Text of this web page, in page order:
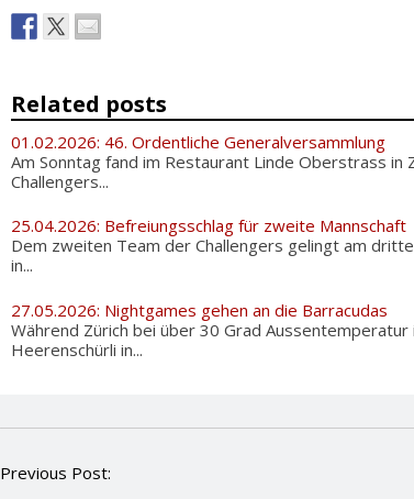
Related posts
01.02.2026: 46. Ordentliche Generalversammlung
Am Sonntag fand im Restaurant Linde Oberstrass
Challengers...
25.04.2026: Befreiungsschlag für zweite Mannschaft
Dem zweiten Team der Challengers gelingt am
in...
27.05.2026: Nightgames gehen an die Barracudas
Während Zürich bei über 30 Grad
Heerenschürli in...
P
Previous Post: